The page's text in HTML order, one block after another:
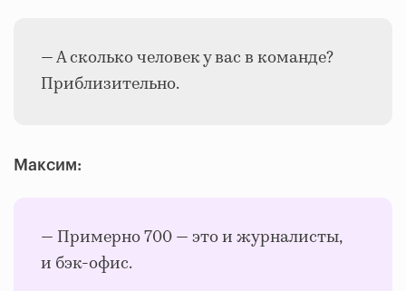
— А сколько человек у вас в команде?
Приблизительно.
Максим:
— Примерно 700 — это и журналисты,
и бэк-офис.